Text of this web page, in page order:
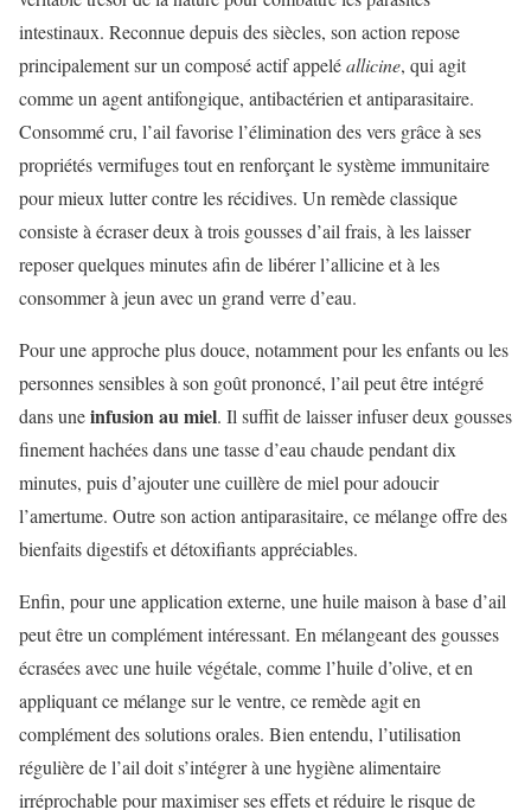
intestinaux. Reconnue depuis des siècles, son action repose
principalement sur un composé actif appeléallicine, qui agit
comme un agent antifongique, antibactérien et antiparasitaire.
Consommé cru, l’ail favorise l’élimination des vers grâce à ses
propriétés vermifuges tout en renforçant le système immunitaire
pour mieux lutter contre les récidives. Un remède classique
consiste à écraser deux à trois gousses d’ail frais, à les laisser
reposer quelques minutes afin de libérer l’allicine et à les
consommer à jeun avec un grand verre d’eau.
Pour une approche plus douce, notamment pour les enfants ou les
personnes sensibles à son goût prononcé, l’ail peut être intégré
dans uneinfusion au miel. Il suffit de laisser infuser deux gousses
finement hachées dans une tasse d’eau chaude pendant dix
minutes, puis d’ajouter une cuillère de miel pour adoucir
l’amertume. Outre son action antiparasitaire, ce mélange offre des
bienfaits digestifs et détoxifiants appréciables.
Enfin, pour une application externe, une huile maison à base d’ail
peut être un complément intéressant. En mélangeant des gousses
écrasées avec une huile végétale, comme l’huile d’olive, et en
appliquant ce mélange sur le ventre, ce remède agit en
complément des solutions orales. Bien entendu, l’utilisation
régulière de l’ail doit s’intégrer à une hygiène alimentaire
irréprochable pour maximiser ses effets et réduire le risque de